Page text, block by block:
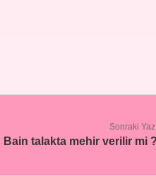
Sonraki
Bain talakta mehir verilir mi